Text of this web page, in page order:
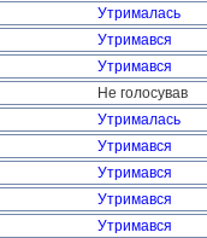
Утрималась
Утримався
Утримався
Не голосував
Утрималась
Утримався
Утримався
Утримався
Утримався